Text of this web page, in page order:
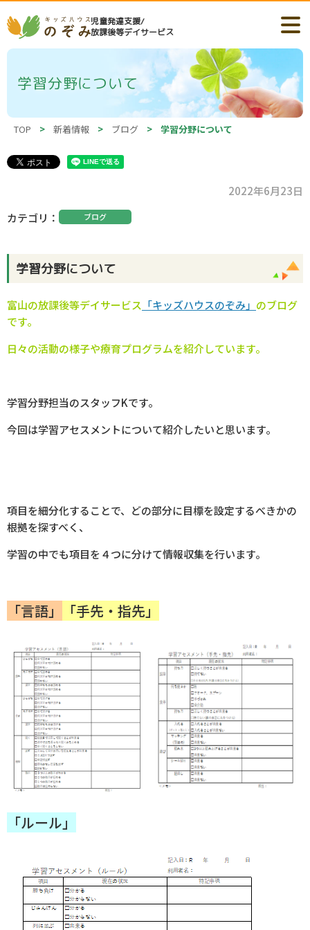
児童発達支援/
放課後等デイサービス
学習分野について
TOP > 新着情報 > ブログ > 学習分野について
2022年6月23日
カテゴリ
ブログ
学習分野について
富山の放課後等デイサービス 「キッズハウスのぞみ」 のブログ
です。
日々の活動の様子や療育プログラムを紹介しています。
学習分野担当のスタッフKです。
今回は学習アセスメントについて紹介したいと思います。
項目を細分化することで、どの部分に目標を設定するべきかの
根拠を探すべく、
学習の中でも項目を４つに分けて情報収集を行います。
「言語」 「手先・指先」
「ルール」